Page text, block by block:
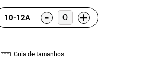
10-12A - +
Guia de tamanhos